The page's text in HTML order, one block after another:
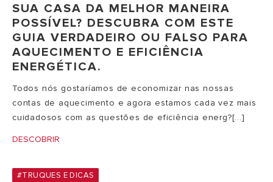
SUA CASA DA MELHOR MANEIRA
POSSÍVEL? DESCUBRA COM ESTE
GUIA VERDADEIRO OU FALSO PARA
AQUECIMENTO E EFICIÊNCIA
ENERGÉTICA.
Todos nós gostaríamos de economizar nas nossas
contas de aquecimento e agora estamos cada vez mais
cuidadosos com as questões de eficiência energ?[...]
DESCOBRIR
#TRUQUES E DICAS